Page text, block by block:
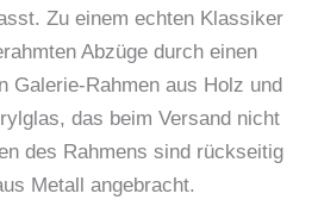
Zu einem echten Klassiker
Abzüge durch einen
Galerie-Rahmen aus Holz und
das beim Versand nicht
des Rahmens sind rückseitig
Metall angebracht.